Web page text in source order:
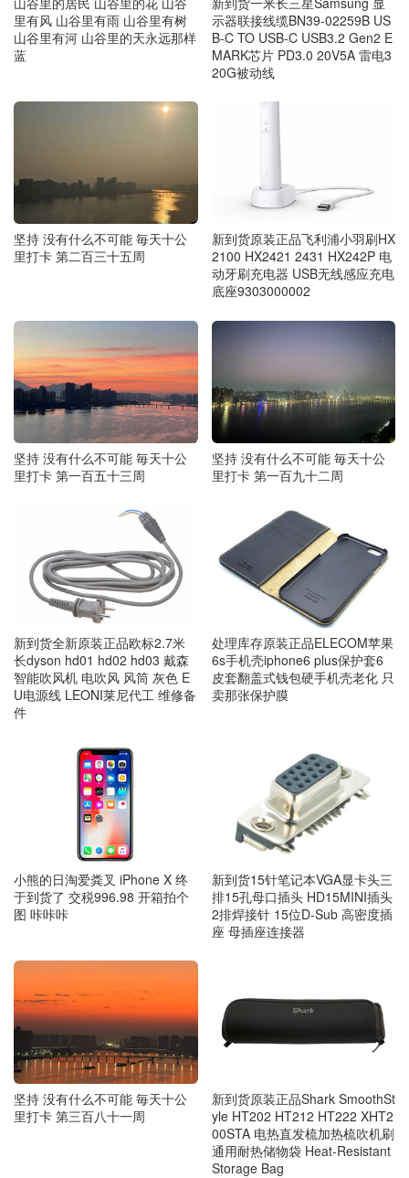
里有风 山谷里有雨 山谷里有树
山谷里有河 山谷里的天永远那样
蓝
示器联接线缆BN39-02259B US
B-C TO USB-C USB3.2 Gen2 E
MARK芯片 PD3.0 20V5A 雷电3
20G被动线
坚持 没有什么不可能 毎天十公
里打卡 第二百三十五周
新到货原装正品飞利浦小羽刷HX
2100 HX2421 2431 HX242P 电
动牙刷充电器 USB无线感应充电
底座9303000002
坚持 没有什么不可能 毎天十公
里打卡 第一百五十三周
坚持 没有什么不可能 毎天十公
里打卡 第一百九十二周
新到货全新原装正品欧标2.7米
长dyson hd01 hd02 hd03 戴森
智能吹风机 电吹风 风筒 灰色 E
U电源线 LEONI莱尼代工 维修备
件
处理库存原装正品ELECOM苹果
6s手机壳iphone6 plus保护套6
皮套翻盖式钱包硬手机壳老化 只
卖那张保护膜
小熊的日淘爱粪叉 iPhone X 终
于到货了 交税996.98 开箱拍个
图 咔咔咔
新到货15针笔记本VGA显卡头三
排15孔母口插头 HD15MINI插头
2排焊接针 15位D-Sub 高密度插
座 母插座连接器
坚持 没有什么不可能 毎天十公
里打卡 第三百八十一周
新到货原装正品Shark SmoothSt
yle HT202 HT212 HT222 XHT2
00STA 电热直发梳加热梳吹机刷
通用耐热储物袋 Heat-Resistant
Storage Bag